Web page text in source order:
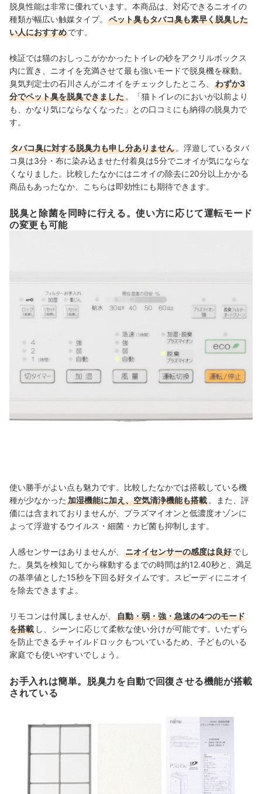
脱臭性能は非常に優れています。本商品は、対応できるニオイの
種類が幅広い触媒タイプ。
ペット臭もタバコ臭も素早く脱臭した
い人におすすめです。
検証では猫のおしっこがかかったトイレの砂をアクリルボックス
内に置き、ニオイを充満させて最も強いモードで脱臭機を稼動。
臭気判定士の石川さんがニオイをチェックしたところ、
わずか3
分でペット臭を脱臭できました 。「猫トイレのにおいが以前より
も、かなり気にならなくなった」との口コミにも納得の脱臭力で
す。
タバコ臭に対する脱臭力も申し分ありません 。浮遊しているタバ
コ臭は3分・布に染み込ませた付着臭は5分でニオイが気にならな
くなりました。比較したなかにはニオイの除去に20分以上かかる
商品もあったなか、こちらは即効性にも期待できます。
脱臭と除菌を同時に行える。使い方に応じて運転モード
の変更も可能
使い勝手がよい点も魅力です。比較したなかでは搭載している機
種が少なかった 加湿機能に加え、空気清浄機能も搭載 。また、評
価には含まれておりませんが、プラズマイオンと低濃度オゾンに
よって浮遊するウイルス・細菌・カビ菌も抑制します。
人感センサーはありませんが、 ニオイセンサーの感度は良好でし
た。臭気を検知してから稼動するまでの時間は約12.40秒と、満足
の基準値とした15秒を下回る好タイムです。スピーディにニオイ
を除去できますよ。
リモコンは付属しませんが、
自動・弱・強・急速の4つのモード
を搭載 し、シーンに応じて柔軟な使い分けが可能です。いたずら
を防止できるチャイルドロックもついているため、子どものいる
家庭でも使いやすいでしょう。
お手入れは簡単。脱臭力を自動で回復させる機能が搭載
されている